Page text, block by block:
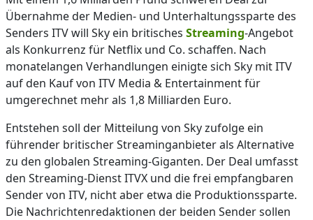
Übernahme der Medien- und Unterhaltungssparte des
Senders ITV will Sky ein britisches Streaming-Angebot
als Konkurrenz für Netflix und Co. schaffen. Nach
monatelangen Verhandlungen einigte sich Sky mit ITV
auf den Kauf von ITV Media & Entertainment für
umgerechnet mehr als 1,8 Milliarden Euro.
Entstehen soll der Mitteilung von Sky zufolge ein
führender britischer Streaminganbieter als Alternative
zu den globalen Streaming-Giganten. Der Deal umfasst
den Streaming-Dienst ITVX und die frei empfangbaren
Sender von ITV, nicht aber etwa die Produktionssparte.
Die Nachrichtenredaktionen der beiden Sender sollen